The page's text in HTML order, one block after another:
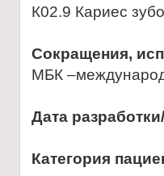
К02.9 Кариес
Сокращения,
МБК
Дата
Категория